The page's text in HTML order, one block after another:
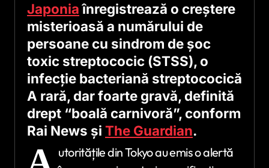
Japoniaînregistrează o creștere
misterioasă a numărului de
persoane cu sindrom de șoc
toxic streptococic (STSS), o
infecție bacteriană streptococică
A rară, dar foarte gravă, definită
drept “boală carnivoră”, conform
Rai News și The Guardian.
utoritățile din Tokyo au emis o alertă